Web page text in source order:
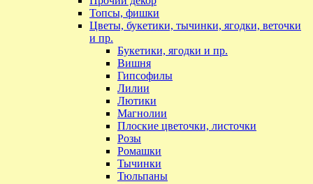
Топсы, фишки
Цветы, букетики, тычинки, ягодки, веточки
и пр.
Букетики, ягодки и пр.
Вишня
Гипсофилы
Лилии
Лютики
Магнолии
Плоские цветочки, листочки
Розы
Ромашки
Тычинки
Тюльпаны